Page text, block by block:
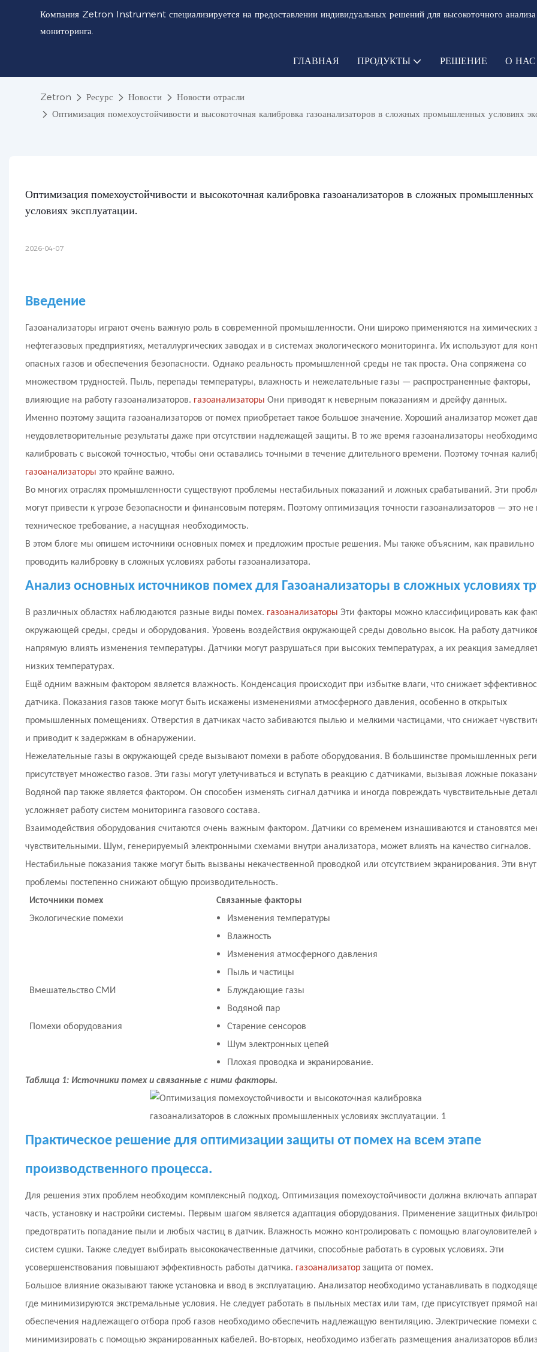
Компания Zetron Instrument специализируется на предоставлении индивидуальных решений для высокоточного
мониторинга.
ГЛАВНАЯ ПРОДУКТЫ РЕШЕНИЕ О НАС
Zetron Ресурс Новости
Новости отрасли
Оптимизация помехоустойчивости и высокоточная калибровка газоанализаторов в сложных промышленных условиях
Оптимизация помехоустойчивости и высокоточная калибровка газоанализаторов в сложных промышленных
условиях эксплуатации.
2026-04-07
Введение
Газоанализаторы играют очень важную роль в современной промышленности. Они широко применяются на химических
нефтегазовых предприятиях, металлургических заводах и в системах экологического мониторинга. Их используют для
опасных газов и обеспечения безопасности. Однако реальность промышленной среды не так проста. Она сопряжена со
множеством трудностей. Пыль, перепады температуры, влажность и нежелательные газы — распространенные факторы,
влияющие на работу газоанализаторов. газоанализаторы Они приводят к неверным показаниям и дрейфу данных.
Именно поэтому защита газоанализаторов от помех приобретает такое большое значение. Хороший анализатор может
неудовлетворительные результаты даже при отсутствии надлежащей защиты. В то же время газоанализаторы необходимо
калибровать с высокой точностью, чтобы они оставались точными в течение длительного времени. Поэтому точная
газоанализаторы это крайне важно.
Во многих отраслях промышленности существуют проблемы нестабильных показаний и ложных срабатываний. Эти
могут привести к угрозе безопасности и финансовым потерям. Поэтому оптимизация точности газоанализаторов — это не
техническое требование, а насущная необходимость.
В этом блоге мы опишем источники основных помех и предложим простые решения. Мы также объясним, как правильно
проводить калибровку в сложных условиях работы газоанализатора.
Анализ основных источников помех для Газоанализаторы в сложных условиях
В различных областях наблюдаются разные виды помех. газоанализаторы Эти факторы можно классифицировать как
окружающей среды, среды и оборудования. Уровень воздействия окружающей среды довольно высок. На работу
напрямую влиять изменения температуры. Датчики могут разрушаться при высоких температурах, а их реакция
низких температурах.
Ещё одним важным фактором является влажность. Конденсация происходит при избытке влаги, что снижает
датчика. Показания газов также могут быть искажены изменениями атмосферного давления, особенно в открытых
промышленных помещениях. Отверстия в датчиках часто забиваются пылью и мелкими частицами, что снижает
и приводит к задержкам в обнаружении.
Нежелательные газы в окружающей среде вызывают помехи в работе оборудования. В большинстве промышленных
присутствует множество газов. Эти газы могут улетучиваться и вступать в реакцию с датчиками, вызывая ложные
Водяной пар также является фактором. Он способен изменять сигнал датчика и иногда повреждать чувствительные
усложняет работу систем мониторинга газового состава.
Взаимодействия оборудования считаются очень важным фактором. Датчики со временем изнашиваются и становятся
чувствительными. Шум, генерируемый электронными схемами внутри анализатора, может влиять на качество сигналов.
Нестабильные показания также могут быть вызваны некачественной проводкой или отсутствием экранирования. Эти
проблемы постепенно снижают общую производительность.
Источники помех
Связанные факторы
Экологические помехи
Изменения температуры
Влажность
Изменения атмосферного давления
Пыль и частицы
Вмешательство СМИ
Блуждающие газы
Водяной пар
Помехи оборудования
Старение сенсоров
Шум электронных цепей
Плохая проводка и экранирование.
Таблица 1: Источники помех и связанные с ними факторы.
Практическое решение для оптимизации защиты от помех на всем этапе
производственного процесса.
Для решения этих проблем необходим комплексный подход. Оптимизация помехоустойчивости должна включать
часть, установку и настройки системы.
Первым шагом является адаптация оборудования. Применение защитных
предотвратить попадание пыли и любых частиц в датчик. Влажность можно контролировать с помощью влагоуловителей
систем сушки. Также следует выбирать высококачественные датчики, способные работать в суровых условиях. Эти
усовершенствования повышают эффективность работы датчика. газоанализаторзащита от помех.
Большое влияние оказывают также установка и ввод в эксплуатацию. Анализатор необходимо устанавливать в
где минимизируются экстремальные условия. Не следует работать в пыльных местах или там, где присутствует прямой
обеспечения надлежащего отбора проб газов необходимо обеспечить надлежащую вентиляцию. Электрические помехи
минимизировать с помощью экранированных кабелей. Во-вторых, необходимо избегать размещения анализаторов